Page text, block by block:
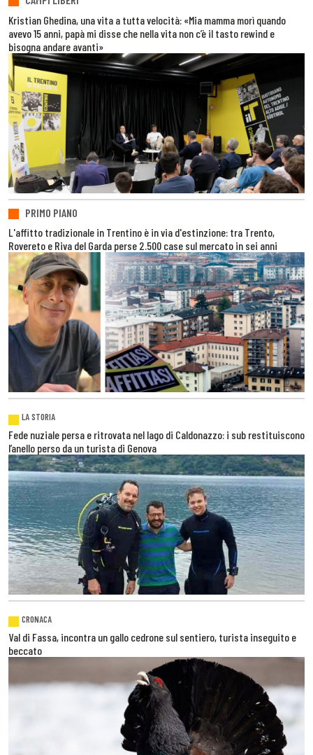
Kristian Ghedina, una vita a tutta velocità: «Mia mamma morì quando
avevo 15 anni, papà mi disse che nella vita non c’è il tasto rewind e
bisogna andare avanti»
PRIMO PIANO
L'affitto tradizionale in Trentino è in via d'estinzione: tra Trento,
Rovereto e Riva del Garda perse 2.500 case sul mercato in sei anni
LA STORIA
Fede nuziale persa e ritrovata nel lago di Caldonazzo: i sub restituiscono
l’anello perso da un turista di Genova
CRONACA
Val di Fassa, incontra un gallo cedrone sul sentiero, turista inseguito e
beccato